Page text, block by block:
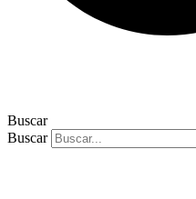
Buscar
Buscar